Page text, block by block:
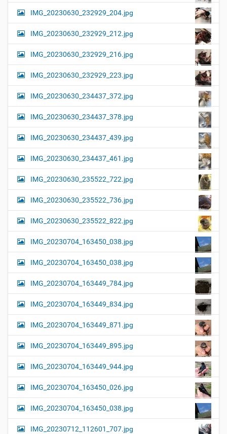
IMG_20230630_232929_204.jpg
IMG_20230630_232929_212.jpg
IMG_20230630_232929_216.jpg
IMG_20230630_232929_223.jpg
IMG_20230630_234437_372.jpg
IMG_20230630_234437_378.jpg
IMG_20230630_234437_439.jpg
IMG_20230630_234437_461.jpg
IMG_20230630_235522_722.jpg
IMG_20230630_235522_736.jpg
IMG_20230630_235522_822.jpg
IMG_20230704_163450_038.jpg
IMG_20230704_163450_038.jpg
IMG_20230704_163449_784.jpg
IMG_20230704_163449_834.jpg
IMG_20230704_163449_871.jpg
IMG_20230704_163449_895.jpg
IMG_20230704_163449_944.jpg
IMG_20230704_163450_026.jpg
IMG_20230704_163450_038.jpg
IMG_20230712_112601_707.jpg